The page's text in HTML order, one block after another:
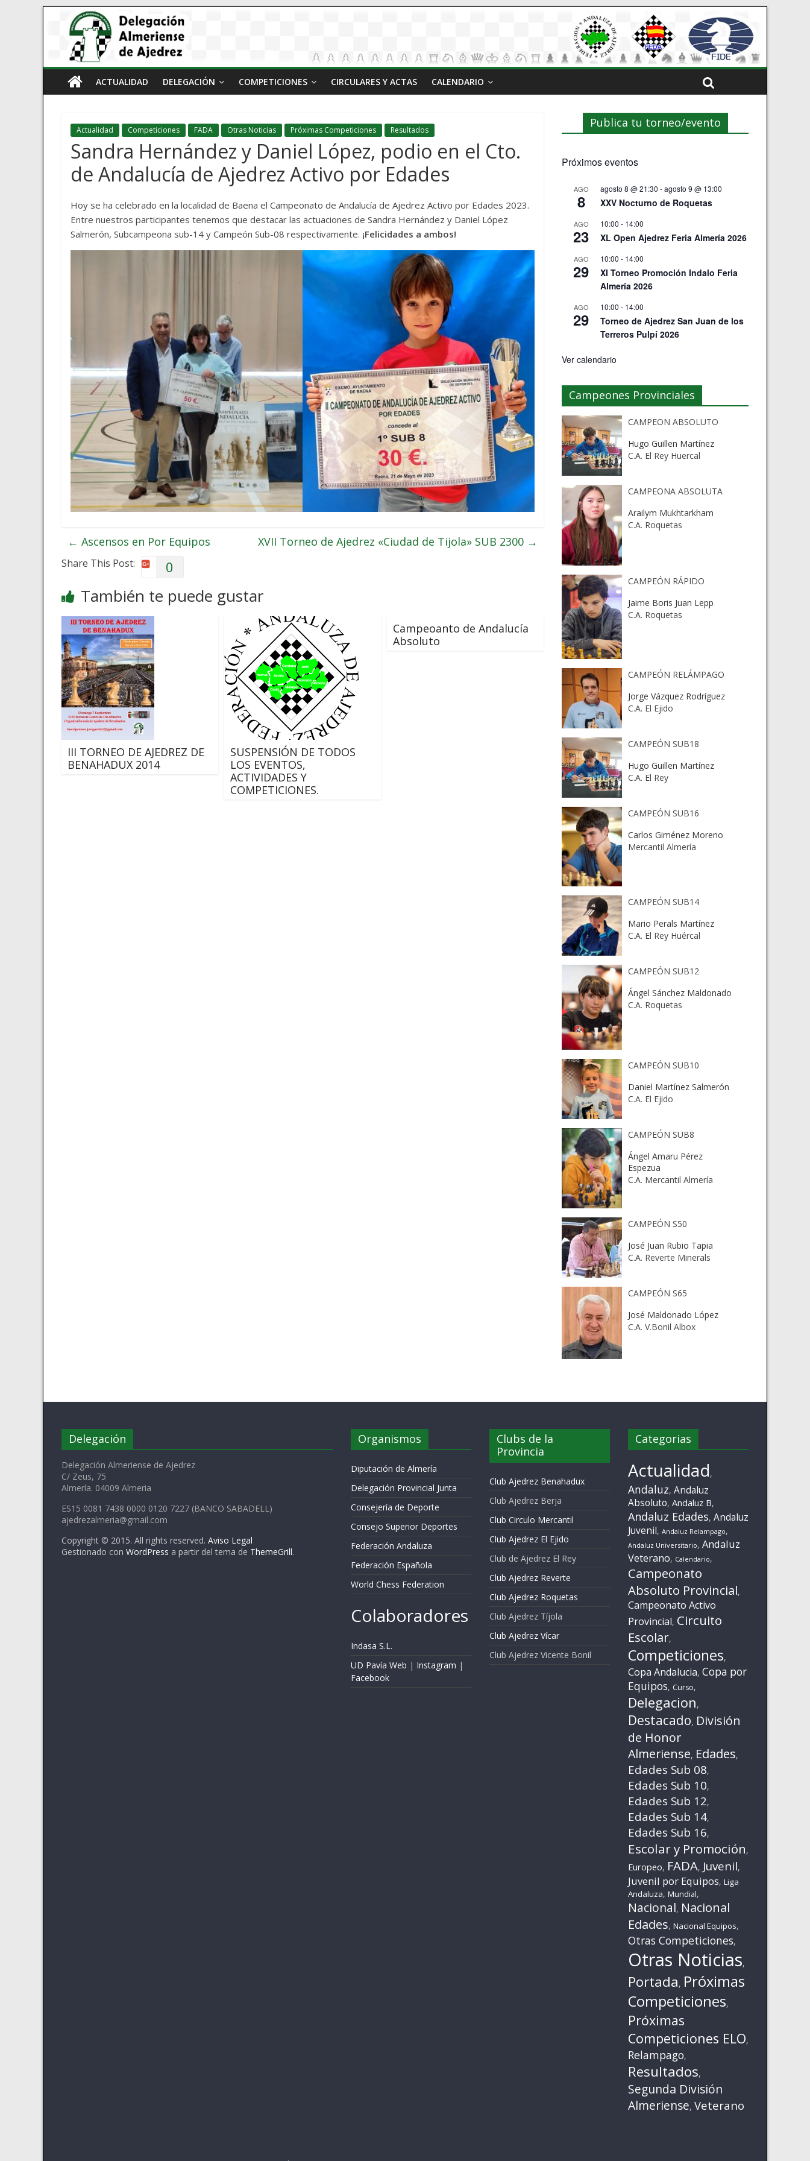
ACTUALIDAD DELEGACIÓN COMPETICIONES CIRCULARES Y ACTAS CALENDARIO
Actualidad Competiciones FADA Otras Noticias Próximas Competiciones Resultados
Sandra Hernández y Daniel López, podio en el Cto.
de Andalucía de Ajedrez Activo por Edades
Hoy se ha celebrado en la localidad de Baena el Campeonato de Andalucía de Ajedrez Activo por Edades 2023.
Entre nuestros participantes tenemos que destacar las actuaciones de Sandra Hernández y Daniel López
Salmerón, Subcampeona sub-14 y Campeón Sub-08 respectivamente. ¡Felicidades a ambos!
← Ascensos en Por Equipos XVII Torneo de Ajedrez «Ciudad de Tijola» SUB 2300 →
Share This Post: 0
También te puede gustar
III TORNEO DE AJEDREZ DE
BENAHADUX 2014
SUSPENSIÓN DE TODOS
LOS EVENTOS,
ACTIVIDADES Y
COMPETICIONES.
Campeoanto de Andalucía
Absoluto
Publica tu torneo/evento
Próximos eventos
AGO
8
agosto 8 @ 21:30 -agosto 9 @ 13:00
XXV Nocturno de Roquetas
AGO
23
10:00 - 14:00
XL Open Ajedrez Feria Almería 2026
AGO
29
10:00 - 14:00
XI Torneo Promoción Indalo Feria
Almería 2026
AGO
29
10:00 - 14:00
Torneo de Ajedrez San Juan de los
Terreros Pulpí 2026
Ver calendario
Campeones Provinciales
CAMPEON ABSOLUTO
Hugo Guillen Martínez
C.A. El Rey Huercal
CAMPEONA ABSOLUTA
Arailym Mukhtarkham
C.A. Roquetas
CAMPEÓN RÁPIDO
Jaime Boris Juan Lepp
C.A. Roquetas
CAMPEÓN RELÁMPAGO
Jorge Vázquez Rodríguez
C.A. El Ejido
CAMPEÓN SUB18
Hugo Guillen Martínez
C.A. El Rey
CAMPEÓN SUB16
Carlos Giménez Moreno
Mercantil Almería
CAMPEÓN SUB14
Mario Perals Martínez
C.A. El Rey Huércal
CAMPEÓN SUB12
Ángel Sánchez Maldonado
C.A. Roquetas
CAMPEÓN SUB10
Daniel Martínez Salmerón
C.A. El Ejido
CAMPEÓN SUB8
Ángel Amaru Pérez
Espezua
C.A. Mercantil Almería
CAMPEÓN S50
José Juan Rubio Tapia
C.A. Reverte Minerals
CAMPEÓN S65
José Maldonado López
C.A. V.Bonil Albox
Delegación
Delegación Almeriense de Ajedrez
C/ Zeus, 75
Almería. 04009 Almeria
ES15 0081 7438 0000 0120 7227 (BANCO SABADELL)
ajedrezalmeria@gmail.com
Copyright © 2015. All rights reserved. Aviso Legal
Gestionado con WordPress a partir del tema de ThemeGrill.
Organismos
Diputación de Almería
Delegación Provincial Junta
Consejería de Deporte
Consejo Superior Deportes
Federación Andaluza
Federación Española
World Chess Federation
Colaboradores
Indasa S.L.
UD Pavía Web | Instagram |
Facebook
Clubs de la
Provincia
Club Ajedrez Benahadux
Club Ajedrez Berja
Club Circulo Mercantil
Club Ajedrez El Ejido
Club de Ajedrez El Rey
Club Ajedrez Reverte
Club Ajedrez Roquetas
Club Ajedrez Tíjola
Club Ajedrez Vícar
Club Ajedrez Vicente Bonil
Categorias
Actualidad,
Andaluz, Andaluz
Absoluto, Andaluz B,
Andaluz Edades, Andaluz
Juvenil, Andaluz Relampago,
Andaluz Universitario, Andaluz
Veterano, Calendario,
Campeonato
Absoluto Provincial,
Campeonato Activo
Provincial, Circuito
Escolar,
Competiciones,
Copa Andalucia, Copa por
Equipos, Curso,
Delegacion,
Destacado, División
de Honor
Almeriense, Edades,
Edades Sub 08,
Edades Sub 10,
Edades Sub 12,
Edades Sub 14,
Edades Sub 16,
Escolar y Promoción,
Europeo, FADA, Juvenil,
Juvenil por Equipos, Liga
Andaluza, Mundial,
Nacional, Nacional
Edades, Nacional Equipos,
Otras Competiciones,
Otras Noticias,
Portada, Próximas
Competiciones,
Próximas
Competiciones ELO,
Relampago,
Resultados,
Segunda División
Almeriense, Veterano